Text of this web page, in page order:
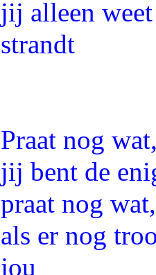
jij alleen
strandt
Praat nog
jij bent de
praat nog
als er nog
jou